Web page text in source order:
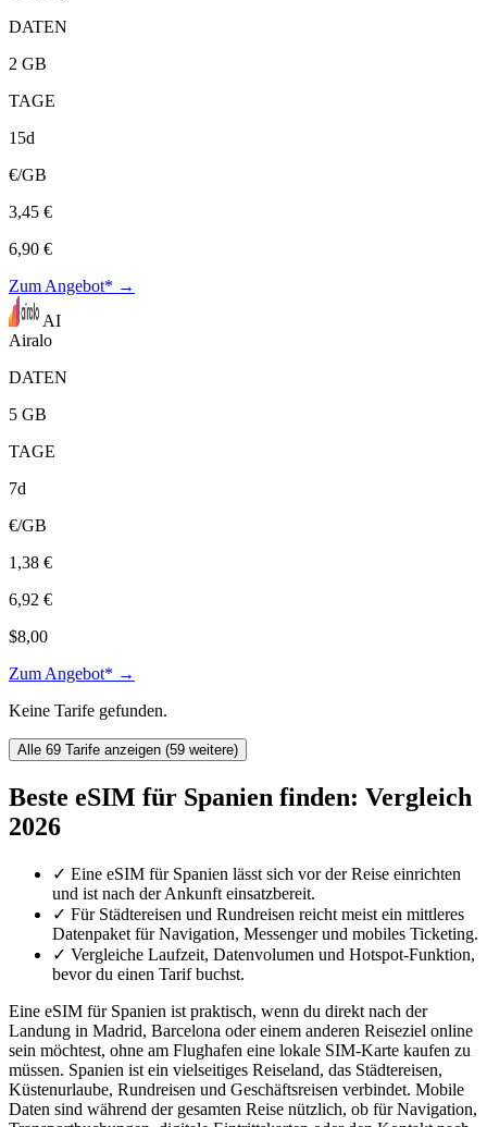
DATEN
2 GB
TAGE
15d
€/GB
3,45 €
6,90 €
Zum Angebot* →
AI
Airalo
DATEN
5 GB
TAGE
7d
€/GB
1,38 €
6,92 €
$8,00
Zum Angebot* →
Keine Tarife gefunden.
Alle 69 Tarife anzeigen (59 weitere)
Beste eSIM für Spanien finden: Vergleich
2026
✓ Eine eSIM für Spanien lässt sich vor der Reise einrichten
und ist nach der Ankunft einsatzbereit.
✓ Für Städtereisen und Rundreisen reicht meist ein mittleres
Datenpaket für Navigation, Messenger und mobiles Ticketing.
✓ Vergleiche Laufzeit, Datenvolumen und Hotspot-Funktion,
bevor du einen Tarif buchst.
Eine eSIM für Spanien ist praktisch, wenn du direkt nach der
Landung in Madrid, Barcelona oder einem anderen Reiseziel online
sein möchtest, ohne am Flughafen eine lokale SIM-Karte kaufen zu
müssen. Spanien ist ein vielseitiges Reiseland, das Städtereisen,
Küstenurlaube, Rundreisen und Geschäftsreisen verbindet. Mobile
Daten sind während der gesamten Reise nützlich, ob für Navigation,